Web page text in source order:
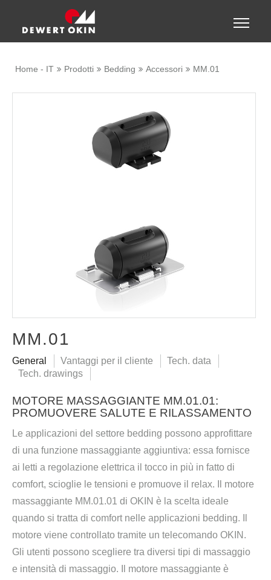
Toggle
Home - IT Prodotti Bedding Accessori MM.01
MM.01
General Vantaggi per il cliente
Tech. data
Tech. drawings
MOTORE MASSAGGIANTE MM.01.01:
PROMUOVERE SALUTE E RILASSAMENTO
Le applicazioni del settore bedding possono approfittare
di una funzione massaggiante aggiuntiva: essa fornisce
ai letti a regolazione elettrica il tocco in più in fatto di
comfort, scioglie le tensioni e promuove il relax. Il motore
massaggiante MM.01.01 di OKIN è la scelta ideale
quando si tratta di comfort nelle applicazioni bedding. Il
motore viene controllato tramite un telecomando OKIN.
Gli utenti possono scegliere tra diversi tipi di massaggio
e intensità di massaggio. Il motore massaggiante è